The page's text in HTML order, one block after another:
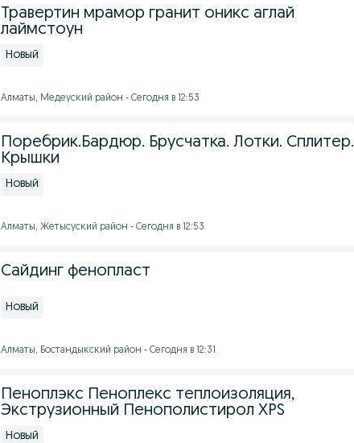
Травертин мрамор гранит оникс аглай
лаймстоун
Новый
Алматы, Медеуский район - Сегодня в 12:53
Поребрик.Бардюр. Брусчатка. Лотки. Сплитер.
Крышки
Новый
Алматы, Жетысуский район - Сегодня в 12:53
Сайдинг фенопласт
Новый
Алматы, Бостандыкский район - Сегодня в 12:31
Пеноплэкс Пеноплекс теплоизоляция,
Экструзионный Пенополистирол XPS
Новый